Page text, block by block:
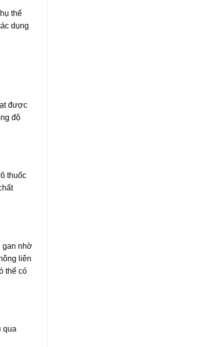
thể
dụng
được
độ
thuốc
gan nhờ
liên
thể có
qua